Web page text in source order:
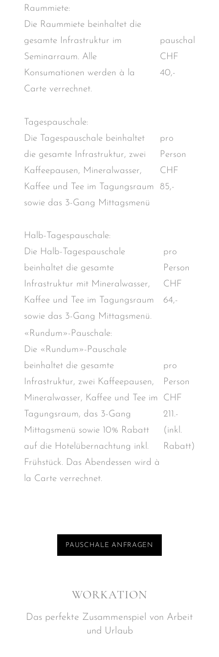
Raummiete:
Die Raummiete beinhaltet die
gesamte Infrastruktur im
Seminarraum. Alle
Konsumationen werden à la
Carte verrechnet.
pauschal
CHF
40,-
Tagespauschale:
Die Tagespauschale beinhaltet
die gesamte Infrastruktur, zwei
Kaffeepausen, Mineralwasser,
Kaffee und Tee im Tagungsraum
sowie das 3-Gang Mittagsmenü
pro
Person
CHF
85,-
Halb-Tagespauschale:
Die Halb-Tagespauschale
beinhaltet die gesamte
Infrastruktur mit Mineralwasser,
Kaffee und Tee im Tagungsraum
sowie das 3-Gang Mittagsmenü.
pro
Person
CHF
64,-
«Rundum»-Pauschale:
Die «Rundum»-Pauschale
beinhaltet die gesamte
Infrastruktur, zwei Kaffeepausen,
Mineralwasser, Kaffee und Tee im
Tagungsraum, das 3-Gang
Mittagsmenü sowie 10% Rabatt
auf die Hotelübernachtung inkl.
Frühstück. Das Abendessen wird à
la Carte verrechnet.
pro
Person
CHF
211.-
(inkl.
Rabatt)
PAUSCHALE ANFRAGEN
WORKATION
Das perfekte Zusammenspiel von Arbeit
und Urlaub